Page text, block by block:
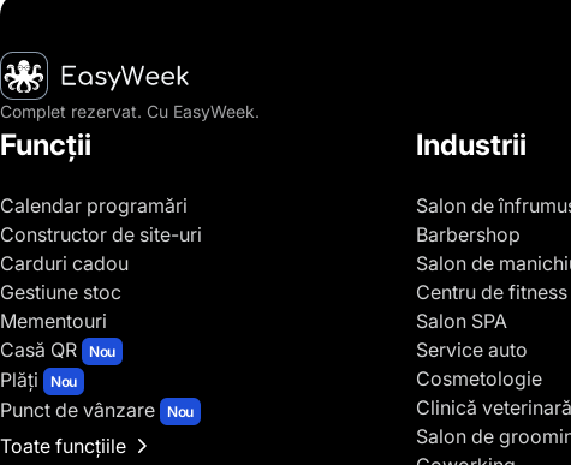
Pagina principală
Complet rezervat. Cu EasyWeek.
Funcții
Calendar programări
Constructor de site-uri
Carduri cadou
Gestiune stoc
Mementouri
Casă QR
Nou
Plăți Nou
Punct de vânzare Nou
Toate funcțiile
Industrii
Salon de
Barbershop
Salon de
Centru de fitness
Salon SPA
Service auto
Cosmetologie
Clinică veterinară
Salon de